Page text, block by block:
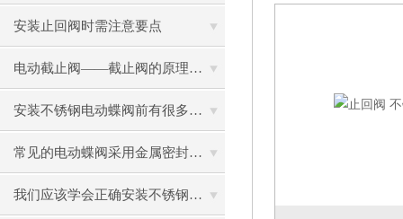
安装止回阀时需注意要点
电动截止阀——截止阀的原理，介绍及使用注意事项
安装不锈钢电动蝶阀前有很多工序你了解几个
常见的电动蝶阀采用金属密封有什么优势？
我们应该学会正确安装不锈钢电动蝶阀